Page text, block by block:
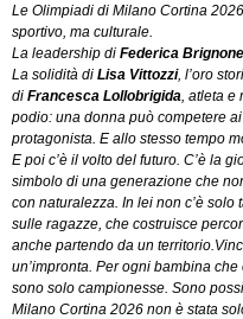
Le Olimpiadi di Milano Cortina
sportivo, ma culturale.
La leadership di Federica Brignone
La solidità di Lisa Vittozzi, l’oro
di Francesca Lollobrigida , atleta
podio: una donna può competere
protagonista. E allo stesso tempo
E poi c’è il volto del futuro. C’è la
simbolo di una generazione che
con naturalezza. In lei non c’è solo
sulle ragazze, che costruisce
anche partendo da un
un’impronta. Per ogni bambina
sono solo campionesse. Sono
Milano Cortina 2026 non è stata